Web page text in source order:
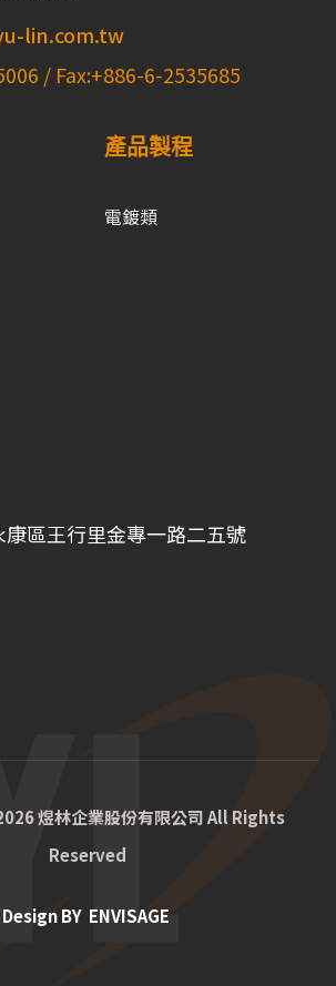
lin.com.tw
/ Fax:+886-6-2535685
產品製程
電鍍類
區王行里金專一路二五號
煜林企業股份有限公司 All Rights
Reserved
Design BY ENVISAGE